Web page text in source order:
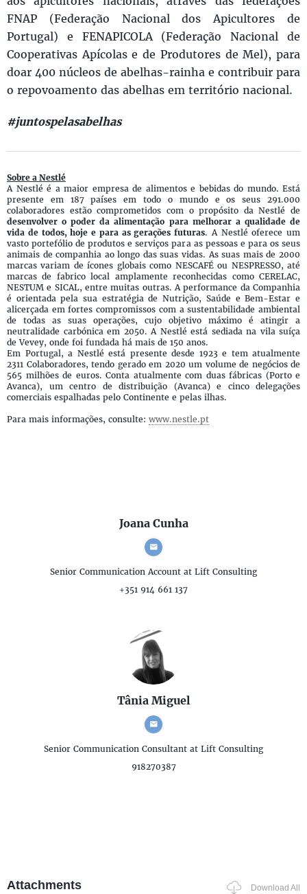
FNAP (Federação Nacional dos Apicultores de
Portugal) e FENAPICOLA (Federação Nacional de
Cooperativas Apícolas e de Produtores de Mel), para
doar 400 núcleos de abelhas-rainha e contribuir para
o repovoamento das abelhas em território nacional.
#juntospelasabelhas
Sobre a Nestlé
A Nestlé é a maior empresa de alimentos e bebidas do mundo. Está
presente em 187 países em todo o mundo e os seus 291.000
colaboradores estão comprometidos com o propósito da Nestlé de
desenvolver o poder da alimentação para melhorar a qualidade de
vida de todos, hoje e para as gerações futuras. A Nestlé oferece um
vasto portefólio de produtos e serviços para as pessoas e para os seus
animais de companhia ao longo das suas vidas. As suas mais de 2000
marcas variam de ícones globais como NESCAFÉ ou NESPRESSO, até
marcas de fabrico local amplamente reconhecidas como CERELAC,
NESTUM e SICAL, entre muitas outras. A performance da Companhia
é orientada pela sua estratégia de Nutrição, Saúde e Bem-Estar e
alicerçada em fortes compromissos com a sustentabilidade ambiental
de todas as suas operações, cujo objetivo máximo é atingir a
neutralidade carbónica em 2050. A Nestlé está sediada na vila suíça
de Vevey, onde foi fundada há mais de 150 anos.
Em Portugal, a Nestlé está presente desde 1923 e tem atualmente
2311 Colaboradores, tendo gerado em 2020 um volume de negócios de
565 milhões de euros. Conta atualmente com duas fábricas (Porto e
Avanca), um centro de distribuição (Avanca) e cinco delegações
comerciais espalhadas pelo Continente e pelas ilhas.
Para mais informações, consulte: www.nestle.pt
Joana Cunha
Senior Communication Account at Lift Consulting
+351 914 661 137
Tânia Miguel
Senior Communication Consultant at Lift Consulting
918270387
Attachments Download All